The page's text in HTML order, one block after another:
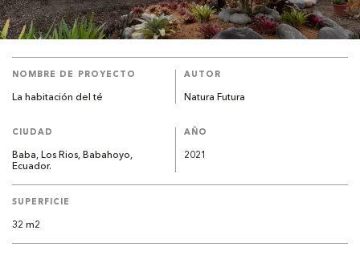
NOMBRE DE PROYECTO
La habitación del té
AUTOR
Natura Futura
CIUDAD
Baba, Los Rios, Babahoyo,
Ecuador.
AÑO
2021
SUPERFICIE
32 m2